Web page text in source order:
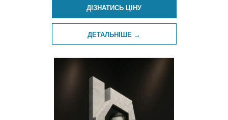
ДІЗНАТИСЬ ЦІНУ
ДЕТАЛЬНІШЕ →